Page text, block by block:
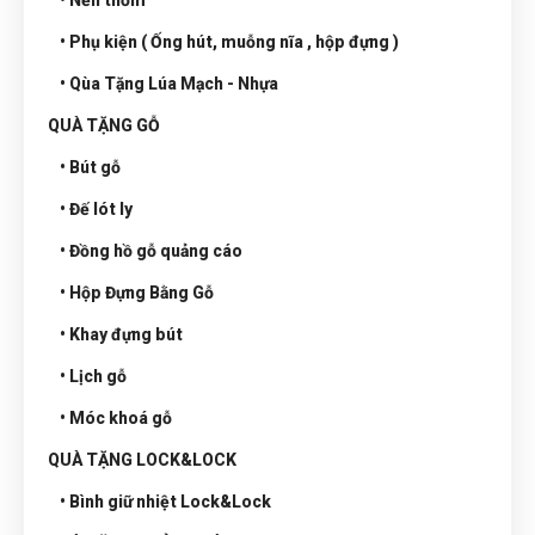
• Phụ kiện ( Ống hút, muỗng nĩa , hộp đựng )
• Qùa Tặng Lúa Mạch - Nhựa
QUÀ TẶNG GỖ
• Bút gỗ
• Đế lót ly
• Đồng hồ gỗ quảng cáo
• Hộp Đựng Bằng Gỗ
• Khay đựng bút
• Lịch gỗ
• Móc khoá gỗ
QUÀ TẶNG LOCK&LOCK
• Bình giữ nhiệt Lock&Lock